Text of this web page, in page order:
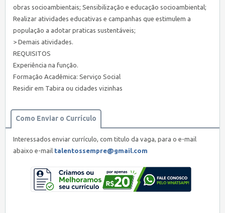
obras socioambientais; Sensibilização e educação socioambiental;
Realizar atividades educativas e campanhas que estimulem a
população a adotar praticas sustentáveis;
> Demais atividades.
REQUISITOS
Experiência na função.
Formação Acadêmica: Serviço Social
Residir em Tabira ou cidades vizinhas
Como Enviar o Currículo
Interessados enviar currículo, com titulo da vaga, para o e-mail
abaixo e-mail talentossempre@gmail.com